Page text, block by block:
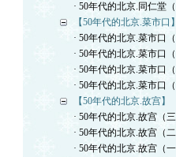
· 50年代的北京.同仁堂（
【50年代的北京.菜市口】
· 50年代的北京.菜市口（
· 50年代的北京.菜市口（
· 50年代的北京.菜市口（
· 50年代的北京.菜市口（
【50年代的北京.故宫】
· 50年代的北京.故宫（三
· 50年代的北京.故宫（二
· 50年代的北京.故宫（一